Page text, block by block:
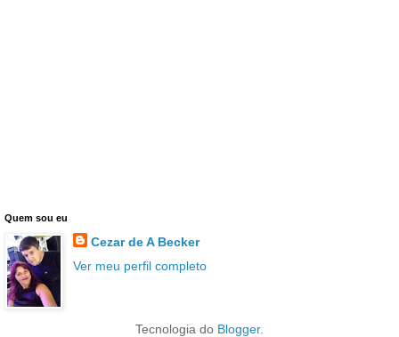
Quem sou eu
Cezar de A Becker
Ver meu perfil completo
Tecnologia do Blogger.